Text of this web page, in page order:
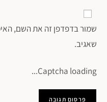
שמור בדפדפן זה את השם,
שאגיב.
Captcha loading...